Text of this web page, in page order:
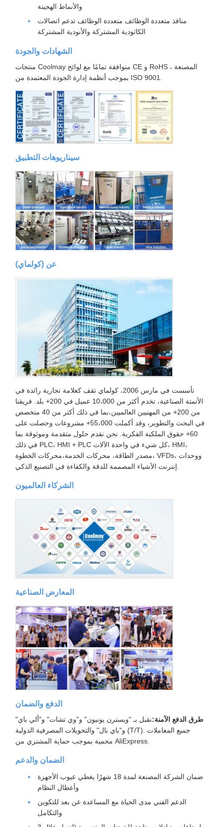
والأنماط الهجينة
منافذ متعددة الوظائف متعددة الوظائف تدعم اتصالات
الكاثودية المشتركة والأنودية المشتركة
الشهادات والجودة
منتجات Coolmay متوافقة تمامًا مع لوائح CE و RoHS ، المصنعة
بموجب أنظمة إدارة الجودة المعتمدة من ISO 9001.
سيناريوهات التطبيق
عن (كولماي)
تأسست في مارس 2006، كولماي تقف كعلامة تجارية رائدة في
الأتمتة الصناعية، تخدم أكثر من 10،000 عميل في 200+ بلد. فريقنا
من 200+ من المهنيين العالميين،بما في ذلك أكثر من 40 متخصص
في البحث والتطوير، وقد أكملت 55،000+ مشروعات وحصلت على
60+ حقوق الملكية الفكرية. نحن نقدم حلول متقدمة وموثوقة بما
في ذلك PLC، HMI + PLC كل شيء في واحدة الآلات، HMI،
مصدر الطاقة، محركات الخدمة،محركات الخطوة، VFDs، ووحدات
الشركاء العالميون
المعارض الصناعية
الدفع والضمان
طرق الدفع الآمنة:نقبل بـ "ويسترن يونيون" و"وي تشات" و"ألي باي"
و"باي بال" والتحويلات المصرفية الدولية (T/T). جميع المعاملات
محمية بموجب حماية المشتري من AliExpress.
الضمان والدعم
ضمان الشركة المصنعة لمدة 18 شهرًا يغطي عيوب الأجهزة
وأعطال النظام
الدعم الفني مدى الحياة مع المساعدة عن بعد للتكوين
والتكامل